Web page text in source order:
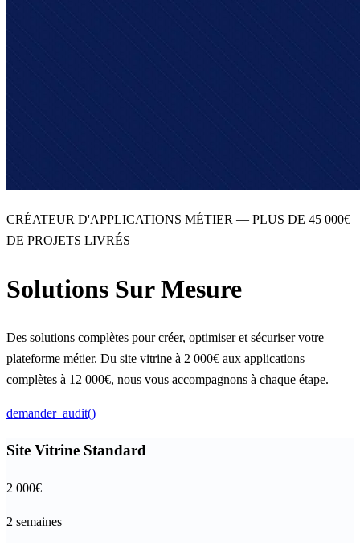
CRÉATEUR D'APPLICATIONS MÉTIER — PLUS DE 45 000€
DE PROJETS LIVRÉS
Solutions Sur Mesure
Des solutions complètes pour créer, optimiser et sécuriser votre
plateforme métier. Du site vitrine à 2 000€ aux applications
complètes à 12 000€, nous vous accompagnons à chaque étape.
demander_audit()
Site Vitrine Standard
2 000€
2 semaines